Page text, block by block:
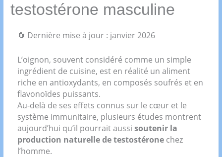
testostérone masculine
🔄 Dernière mise à jour : janvier 2026
L’oignon, souvent considéré comme un simple
ingrédient de cuisine, est en réalité un aliment
riche en antioxydants, en composés soufrés et en
flavonoïdes puissants.
Au-delà de ses effets connus sur le cœur et le
système immunitaire, plusieurs études montrent
aujourd’hui qu’il pourrait aussisoutenir la
production naturelle de testostérone chez
l’homme.